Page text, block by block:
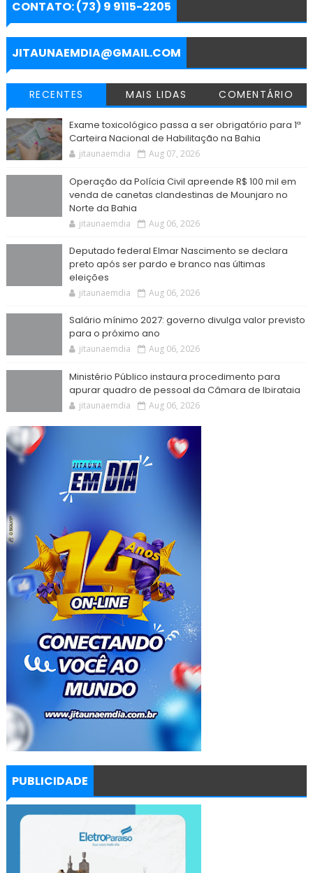
e
b
o
k
t
e
r
s
p
p
g
a
m
e
g
e
r
CONTATO: (73) 9 9115-2205
JITAUNAEMDIA@GMAIL.COM
RECENTES MAIS LIDAS COMENTÁRIO
Exame toxicológico passa a ser obrigatório para 1ª
Carteira Nacional de Habilitação na Bahia
jitaunaemdia Aug 07, 2026
Operação da Polícia Civil apreende R$ 100 mil em
venda de canetas clandestinas de Mounjaro no
Norte da Bahia
jitaunaemdia Aug 06, 2026
Deputado federal Elmar Nascimento se declara
preto após ser pardo e branco nas últimas
eleições
jitaunaemdia Aug 06, 2026
Salário mínimo 2027: governo divulga valor previsto
para o próximo ano
jitaunaemdia Aug 06, 2026
Ministério Público instaura procedimento para
apurar quadro de pessoal da Câmara de Ibirataia
jitaunaemdia Aug 06, 2026
PUBLICIDADE